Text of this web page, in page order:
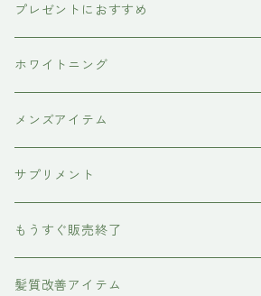
洗顔料
炭酸洗顔フォーム
犬用シャンプー
ペット用ブラシ
サプリメント
プレゼントにおすすめ
男性にプレゼント
女性にプレゼント
ホワイトニング
歯磨き粉
メンズアイテム
ボディケア
除毛クリーム
育毛ケア
養毛剤
フェイスケア
サプリメント
犬用
もうすぐ販売終了
髪質改善アイテム